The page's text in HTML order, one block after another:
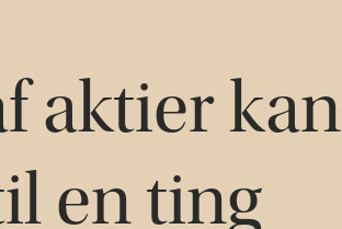
aktier kan
en ting